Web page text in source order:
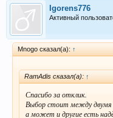
Igorens776
Активный
Mnogo сказал(а): ↑
RamAdis сказал(а): ↑
Спасибо за отклик.
Выбор стоит между двумя
а может и другие есть